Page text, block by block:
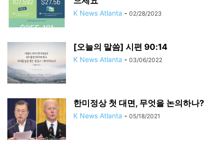
K News Atlanta - 02/28/2023
[오늘의 말씀] 시편 90:14
K News Atlanta - 03/06/2022
한미정상 첫 대면, 무엇을 논의하나?
K News Atlanta - 05/18/2021